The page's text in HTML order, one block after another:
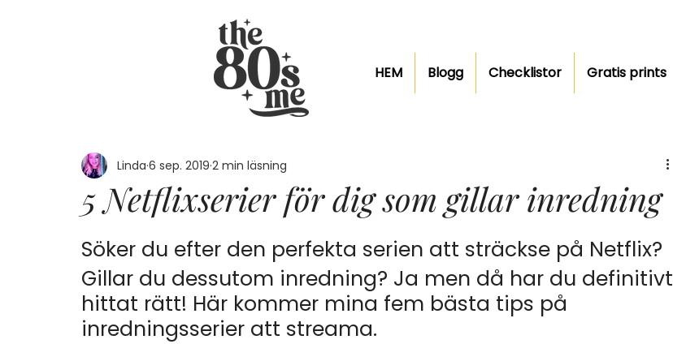
HEM Blogg Checklistor Gratis prints
5 Netflixserier för dig som gillar inredning
Linda 6 sep. 2019 2 min läsning
Söker du efter den perfekta serien att sträckse på Netflix?
Gillar du dessutom inredning? Ja men då har du definitivt
hittat rätt! Här kommer mina fem bästa tips på
inredningsserier att streama.